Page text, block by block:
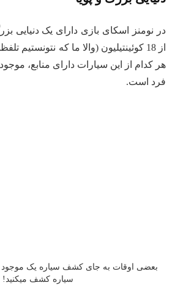
در نومنز اسکای بازی دارای یک دنیایی
از 18 کوئینتیلیون (والا ما که
هر کدام از این سیارات دارای منابع،
فرد است.
بعضی اوقات به جای کشف سیاره یک موجود
سیاره کشف میکنید!